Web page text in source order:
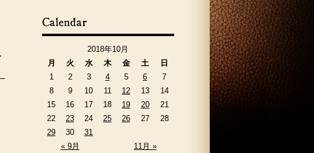
2018年10月
月
火 水 木 金 土 日
« 9月 11月 »
1 2 3 4 5 6
7
8
9 10 11 12 13
14
15
16 17 18 19 20
21
22
23 24 25 26 27
28
29
30 31